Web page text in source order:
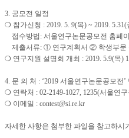
3. 공모전 일정
❍ 참가신청 : 2019. 5. 9(목) ~ 2019.
접수방법: 서울연구논문공모전 홈페
제출서류: ① 연구계획서 ② 학생부문
❍ 연구지원 설명회 개최 : 2019. 5.9(목)
4. 문 의 처 : ‘2019 서울연구논문공모전’
❍ 연락처 : 02-2149-1027, 1235(서울연
❍ 이메일 : contest@si.re.kr
자세한 사항은 첨부한 파일을 참고하